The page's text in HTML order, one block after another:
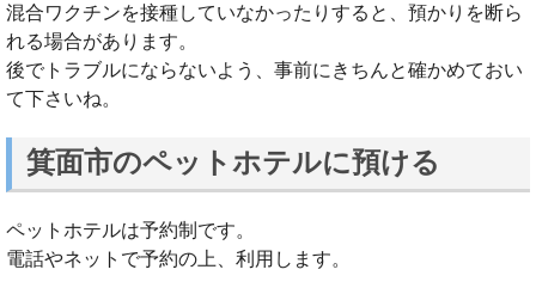
混合ワクチンを接種していなかったりすると、預かりを断ら
れる場合があります。
後でトラブルにならないよう、事前にきちんと確かめておい
て下さいね。
箕面市のペットホテルに預ける
ペットホテルは予約制です。
電話やネットで予約の上、利用します。